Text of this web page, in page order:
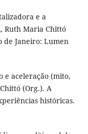
e a
Ruth Maria Chittó
de Janeiro: Lumen
e aceleração (mito,
(Org.). A
históricas.